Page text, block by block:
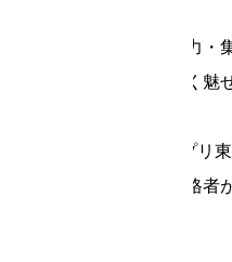
②健康ブース：見る力・
③美容ブース：美しく魅
後半：C-1グランプリ
コアチューニング資格者